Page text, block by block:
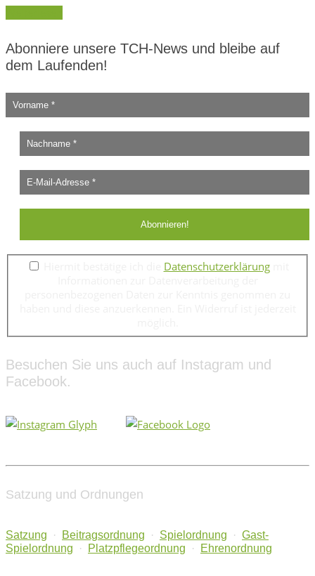
Abonniere unsere TCH-News und bleibe auf
dem Laufenden!
Datenschutzerklärungmit
Besuchen Sie uns auch auf Instagram und
Facebook.
Satzung und Ordnungen
Satzung · Beitragsordnung · Spielordnung · Gast-
Spielordnung
· Platzpflegeordnung · Ehrenordnung